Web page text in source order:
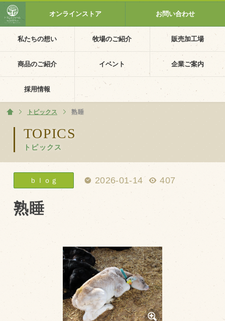
私たちの想い 牧場のご紹介 販売加工場
商品のご紹介 イベント 企業ご案内
採用情報
オンラインストア お問い合わせ
TOPICS
トピックス
ホーム
トピックス 熟睡
ｂｌｏｇ 2026-01-14 407
熟睡
ホーム
私たちの想い
PV動画
イベントカレンダー
イベント一覧
採用情報
企業ご案内
会社概要・沿革
トピックス（新着順）
お知らせ
お客様の声
オリジナル投稿レシピ